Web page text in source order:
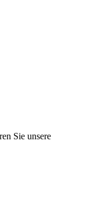
Sie unsere